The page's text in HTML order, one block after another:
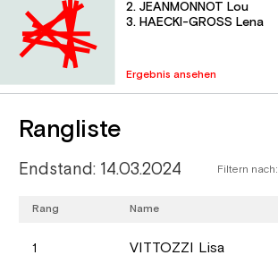
2. JEANMONNOT Lou
3. HAECKI-GROSS Lena
Ergebnis ansehen
Rangliste
Endstand: 14.03.2024 Filtern nach:
Rang Name
1 VITTOZZI Lisa